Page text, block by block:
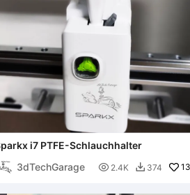
i7 PTFE-Schlauchhalter
3dTechGarage
 2.4K  374